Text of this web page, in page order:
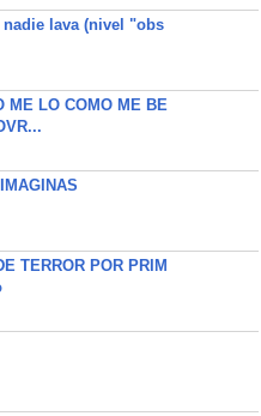
lava (nivel "obs
ME LO COMO ME BE
TERROR POR PRIM